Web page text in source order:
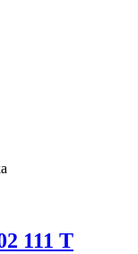
111 T